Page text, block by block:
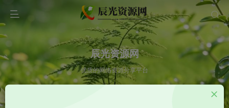
辰光资源网
优质的网络资源分享平台